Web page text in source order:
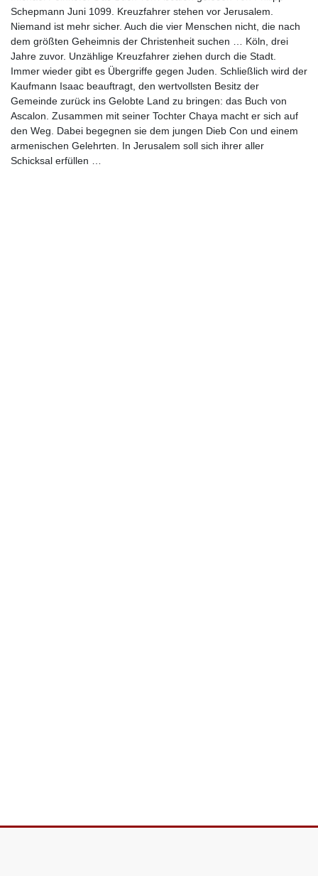
Schepmann Juni 1099. Kreuzfahrer stehen vor Jerusalem.
Niemand ist mehr sicher. Auch die vier Menschen nicht, die nach
dem größten Geheimnis der Christenheit suchen … Köln, drei
Jahre zuvor. Unzählige Kreuzfahrer ziehen durch die Stadt.
Immer wieder gibt es Übergriffe gegen Juden. Schließlich wird der
Kaufmann Isaac beauftragt, den wertvollsten Besitz der
Gemeinde zurück ins Gelobte Land zu bringen: das Buch von
Ascalon. Zusammen mit seiner Tochter Chaya macht er sich auf
den Weg. Dabei begegnen sie dem jungen Dieb Con und einem
armenischen Gelehrten. In Jerusalem soll sich ihrer aller
Schicksal erfüllen …